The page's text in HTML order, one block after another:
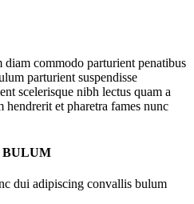
commodo parturient penatibus
parturient suspendisse
scelerisque nibh lectus quam a
et pharetra fames nunc
BULUM
dui adipiscing convallis bulum